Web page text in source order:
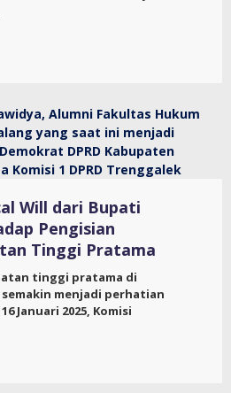
Will dari Bupati
Pengisian
Tinggi Pratama
tinggi pratama di
menjadi perhatian
Januari 2025, Komisi